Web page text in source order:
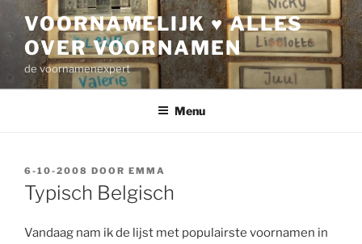
inhoud
VOORNAMELIJK ♥ ALLES
OVER VOORNAMEN
de voornamenexpert
Menu
GEPLAATST
OP
6-10-2008 DOOR EMMA
Typisch Belgisch
Vandaag nam ik de lijst met populairste voornamen in